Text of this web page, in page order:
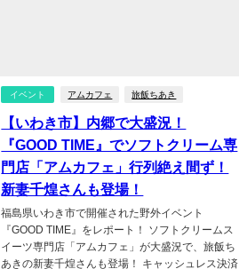
イベント アムカフェ 旅飯ちあき
【いわき市】内郷で大盛況！
『GOOD TIME』でソフトクリーム専
門店「アムカフェ」行列絶え間ず！
新妻千煌さんも登場！
福島県いわき市で開催された野外イベント
『GOOD TIME』をレポート！ ソフトクリームス
イーツ専門店「アムカフェ」が大盛況で、旅飯ち
あきの新妻千煌さんも登場！ キャッシュレス決済